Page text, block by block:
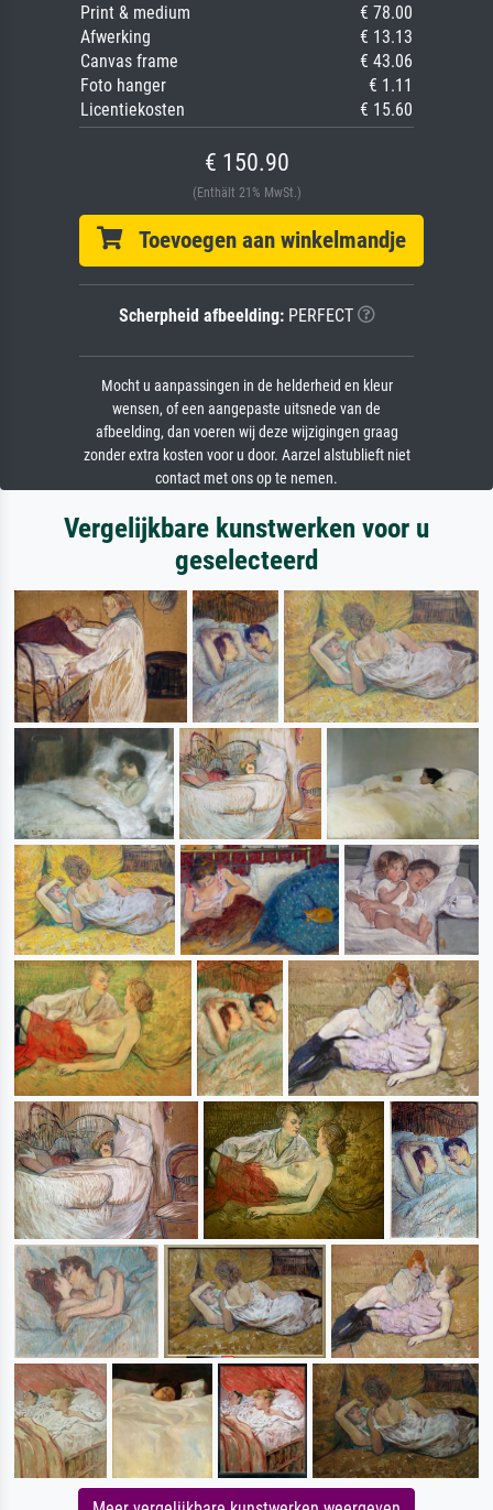
Print & medium
€ 78.00
Afwerking
€ 13.13
Canvas frame
€ 43.06
Foto hanger
€ 1.11
Licentiekosten
€ 15.60
€ 150.90
(Enthält 21% MwSt.)
Toevoegen aan winkelmandje
Scherpheid afbeelding:PERFECT
Mocht u aanpassingen in de helderheid en kleur
wensen, of een aangepaste uitsnede van de
afbeelding, dan voeren wij deze wijzigingen graag
zonder extra kosten voor u door. Aarzel alstublieft niet
contact met ons op te nemen.
Vergelijkbare kunstwerken voor u
geselecteerd